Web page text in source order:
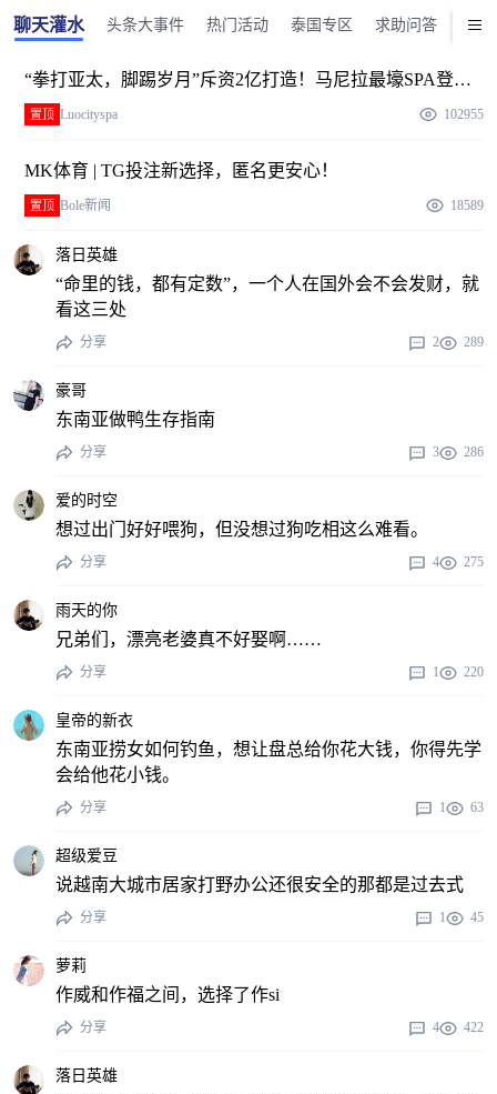
聊天灌水 头条大事件 热门活动 泰国专区 求助问答 美
“拳打亚太，脚踢岁月”斥资2亿打造！马尼拉最壕SPA登
场！
置顶 Luocityspa 102955
MK体育 | TG投注新选择，匿名更安心！
置顶 Bole新闻 18589
落日英雄
“命里的钱，都有定数”，一个人在国外会不会发财，就
看这三处
分享 2 289
豪哥
东南亚做鸭生存指南
分享 3 286
爱的时空
想过出门好好喂狗，但没想过狗吃相这么难看。
分享 4 275
雨天的你
兄弟们，漂亮老婆真不好娶啊……
分享 1 220
皇帝的新衣
东南亚捞女如何钓鱼，想让盘总给你花大钱，你得先学
会给他花小钱。
分享 1 63
超级爱豆
说越南大城市居家打野办公还很安全的那都是过去式
分享 1 45
萝莉
作威和作福之间，选择了作si
分享 4 422
落日英雄